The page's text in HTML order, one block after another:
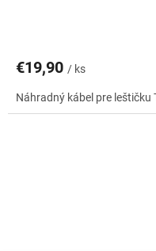
€19,90 / ks
Náhradný kábel pre leštičku